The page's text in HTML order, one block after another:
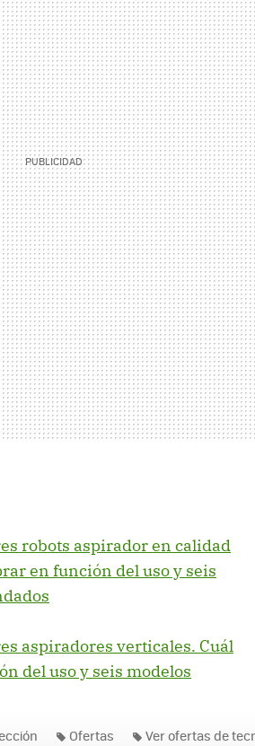
robots aspirador en calidad
en función del uso y seis
aspiradores verticales. Cuál
del uso y seis modelos
Ofertas Ver ofertas de